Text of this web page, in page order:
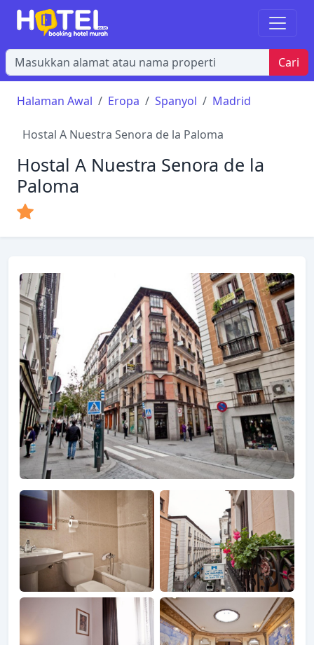
Cari
Halaman Awal Eropa Spanyol Madrid
Hostal A Nuestra Senora de la Paloma
Hostal A Nuestra Senora de la
Paloma